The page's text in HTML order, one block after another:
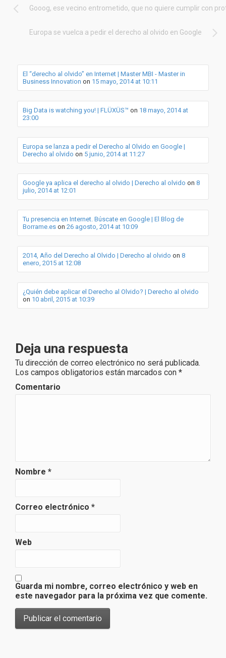
Gooog, ese vecino entrometido, que no quiere cumplir con
Europa se vuelca a pedir el derecho al olvido en Google
El “derecho al olvido” en Internet | Master MBI - Master in
Business Innovation on 15 mayo, 2014 at 10:11
Big Data is watching you! | FLÜXÜS™ on 18 mayo, 2014 at
23:00
Europa se lanza a pedir el Derecho al Olvido en Google |
Derecho al olvido on 5 junio, 2014 at 11:27
Google ya aplica el derecho al olvido | Derecho al olvido on 8
julio, 2014 at 12:01
Tu presencia en Internet. Búscate en Google | El Blog de
Borrame.es on 26 agosto, 2014 at 10:09
2014, Año del Derecho al Olvido | Derecho al olvido on 8
enero, 2015 at 12:08
¿Quién debe aplicar el Derecho al Olvido? | Derecho al olvido
on 10 abril, 2015 at 10:39
Deja una respuesta
Tu dirección de correo electrónico no será publicada.
Los campos obligatorios están marcados con *
Comentario
Nombre *
Correo electrónico *
Web
Guarda mi nombre, correo electrónico y web en
este navegador para la próxima vez que comente.